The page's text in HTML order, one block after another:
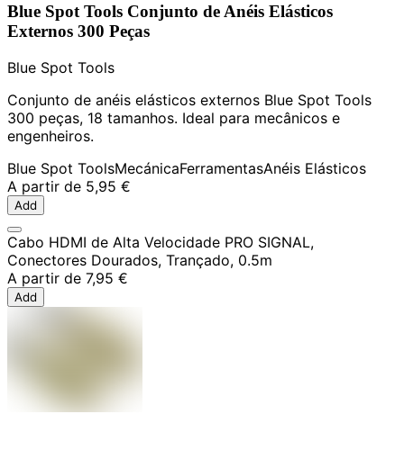
Blue Spot Tools Conjunto de Anéis Elásticos
Externos 300 Peças
Blue Spot Tools
Conjunto de anéis elásticos externos Blue Spot Tools
300 peças, 18 tamanhos. Ideal para mecânicos e
engenheiros.
Blue Spot ToolsMecánicaFerramentasAnéis Elásticos
A partir de 5,95 €
Add
Cabo HDMI de Alta Velocidade PRO SIGNAL,
Conectores Dourados, Trançado, 0.5m
A partir de 7,95 €
Add